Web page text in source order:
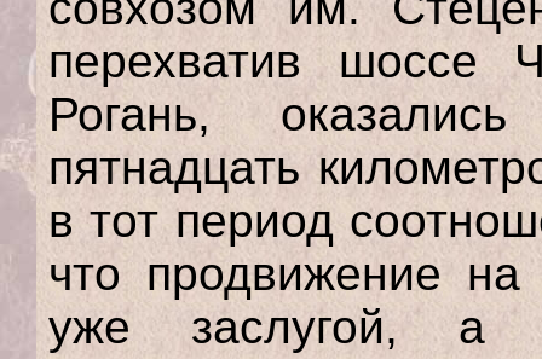
перехватив шоссе
Рогань,
пятнадцать
в тот период
что продвижение на
уже заслугой, а